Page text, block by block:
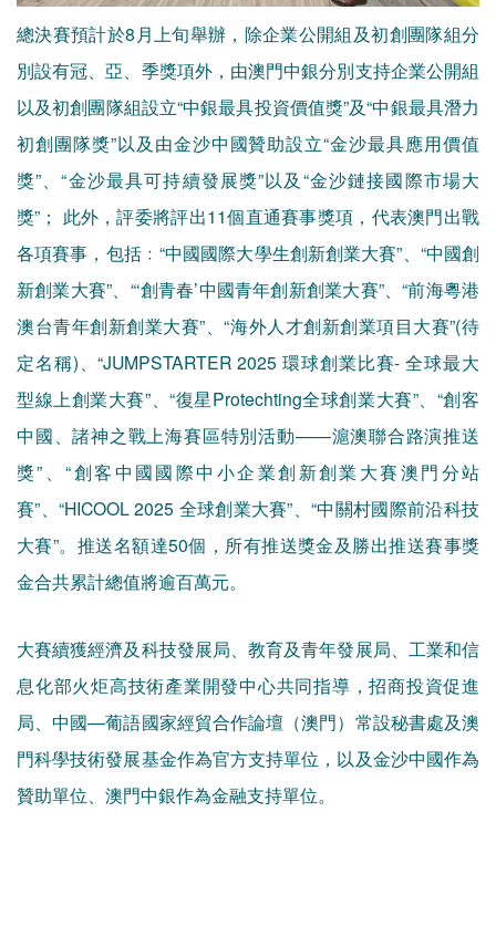
總決賽預計於8月上旬舉辦，除企業公開組及初創團隊組分
別設有冠、亞、季獎項外，由澳門中銀分別支持企業公開組
以及初創團隊組設立“中銀最具投資價值獎”及“中銀最具潛力
初創團隊獎”以及由金沙中國贊助設立“金沙最具應用價值
獎”、“金沙最具可持續發展獎”以及“金沙鏈接國際市場大
獎”； 此外，評委將評出11個直通賽事獎項，代表澳門出戰
各項賽事，包括﹕“中國國際大學生創新創業大賽”、“中國創
新創業大賽”、“‘創青春’中國青年創新創業大賽”、“前海粵港
澳台青年創新創業大賽”、“海外人才創新創業項目大賽”(待
定名稱)、“JUMPSTARTER 2025 環球創業比賽- 全球最大
型線上創業大賽”、“復星Protechting全球創業大賽”、“創客
中國、諸神之戰上海賽區特別活動——滬澳聯合路演推送
獎”、“創客中國國際中小企業創新創業大賽澳門分站
賽”、“HICOOL 2025 全球創業大賽”、“中關村國際前沿科技
大賽”。推送名額達50個，所有推送獎金及勝出推送賽事獎
金合共累計總值將逾百萬元。
大賽續獲經濟及科技發展局、教育及青年發展局、工業和信
息化部火炬高技術產業開發中心共同指導，招商投資促進
局、中國—葡語國家經貿合作論壇（澳門）常設秘書處及澳
門科學技術發展基金作為官方支持單位，以及金沙中國作為
贊助單位、澳門中銀作為金融支持單位。